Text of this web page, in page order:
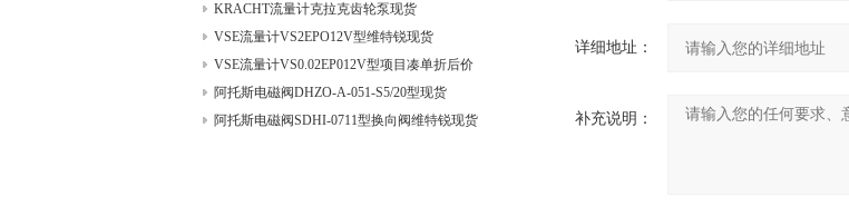
KRACHT流量计克拉克齿轮泵现货
VSE流量计VS2EPO12V型维特锐现货
VSE流量计VS0.02EP012V型项目凑单折后价
阿托斯电磁阀DHZO-A-051-S5/20型现货
阿托斯电磁阀SDHI-0711型换向阀维特锐现货
详细地址：
补充说明：